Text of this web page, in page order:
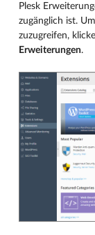
Plesk
zugänglich ist.
zuzugreifen,
Erweiterungen.